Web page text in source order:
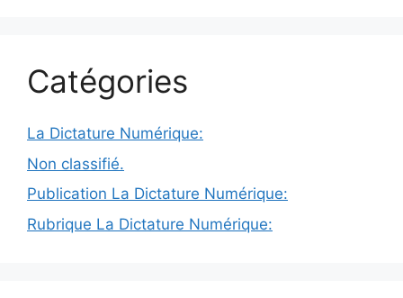
Catégories
La Dictature Numérique:
Non classifié.
Publication La Dictature Numérique:
Rubrique La Dictature Numérique: